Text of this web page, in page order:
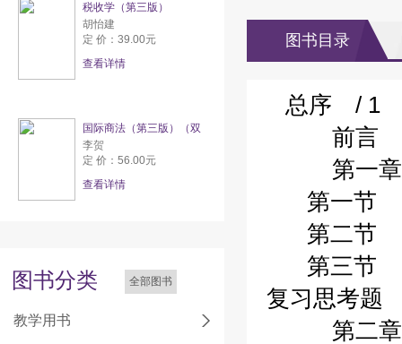
税收学（第三版）
胡怡建
定 价：39.00元
查看详情
国际商法（第三版）（双
李贺
定 价：56.00元
查看详情
图书分类 全部图书
教学用书
图书目录
总序 / 1
前言 /
第一章
第一节
第二节
第三节 国
复习思考题
第二章